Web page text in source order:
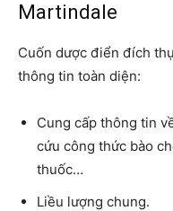
Martindale
Cuốn dược điển đích
thông tin toàn diện:
Cung cấp thông tin
cứu công thức bào
thuốc…
Liều lượng chung.